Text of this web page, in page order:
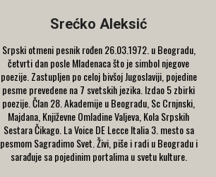
Srećko Aleksić
Srpski otmeni pesnik rođen 26.03.1972. u Beogradu,
četvrti dan posle Mladenaca što je simbol njegove
poezije. Zastupljen po celoj bivšoj Jugoslaviji, pojedine
pesme prevedene na 7 svetskih jezika. Izdao 5 zbirki
poezije. Član 28. Akademije u Beogradu, Sc Crnjnski,
Majdana, Književne Omladine Valjeva, Kola Srpskih
Sestara Čikago. La Voice DE Lecce Italia 3. mesto sa
pesmom Sagradimo Svet. Živi, piše i radi u Beogradu i
sarađuje sa pojedinim portalima u svetu kulture.